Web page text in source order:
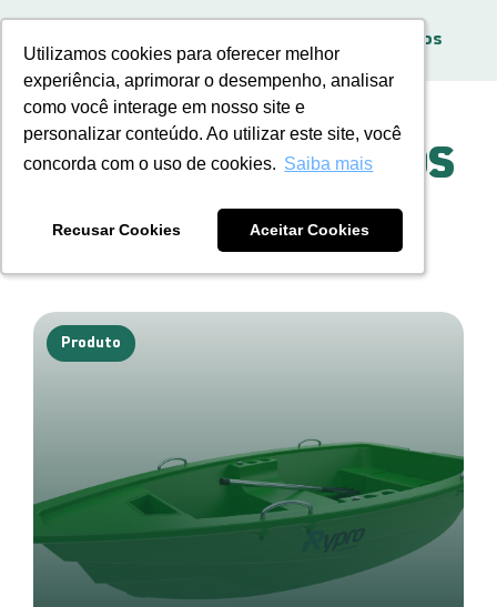
Utilizamos cookies para oferecer melhor
experiência, aprimorar o desempenho, analisar
como você interage em nosso site e
personalizar conteúdo. Ao utilizar este site, você
concorda com o uso de cookies. Saiba mais
Recusar Cookies Aceitar Cookies
Utilizamos cookies para oferecer melhor
experiência, aprimorar o desempenho, analisar
como você interage em nosso site e
personalizar conteúdo. Ao utilizar este site, você
concorda com o uso de cookies. Saiba mais
Recusar Cookies Aceitar Cookies
Outros Produtos
OUTROS PRODUTOS
Produto